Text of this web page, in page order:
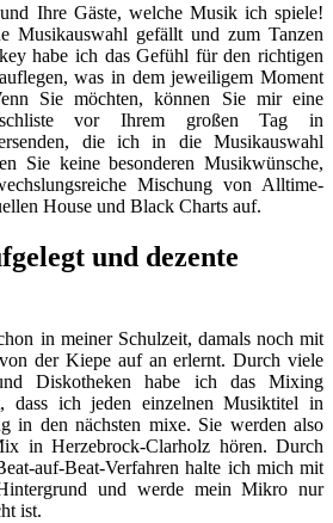
Ihre Gäste, welche Musik ich spiele!
Musikauswahl gefällt und zum Tanzen
habe ich das Gefühl für den richtigen
was in dem jeweiligem Moment
Sie möchten, können Sie mir eine
vor Ihrem großen Tag in
die ich in die Musikauswahl
Sie keine besonderen Musikwünsche,
Mischung von Alltime-
House und Black Charts auf.
und dezente
in meiner Schulzeit, damals noch mit
der Kiepe auf an erlernt. Durch viele
Diskotheken habe ich das Mixing
dass ich jeden einzelnen Musiktitel in
in den nächsten mixe. Sie werden also
in Herzebrock-Clarholz hören. Durch
auf-Beat-Verfahren halte ich mich mit
und werde mein Mikro nur
ist.